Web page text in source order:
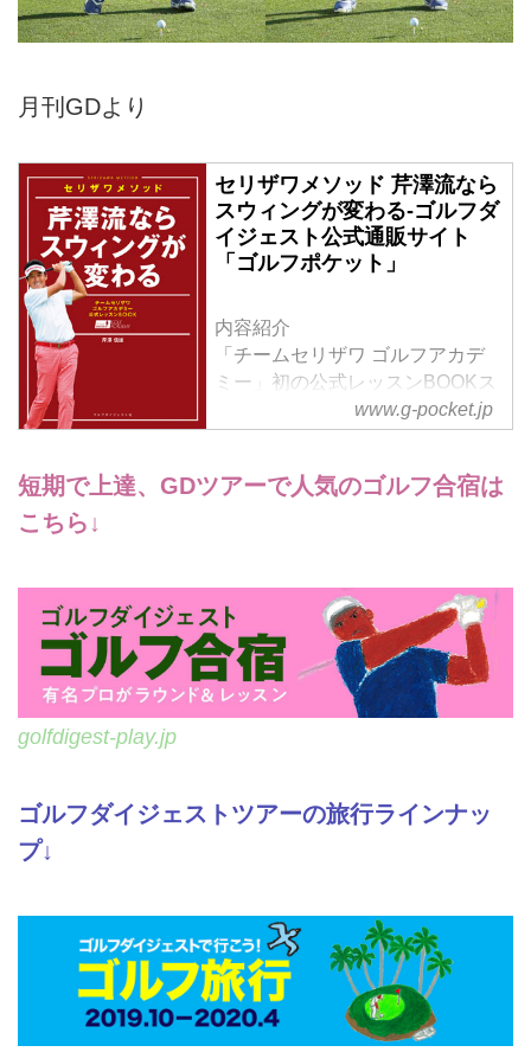
月刊GDより
セリザワメソッド 芹澤流なら
スウィングが変わる-ゴルフダ
イジェスト公式通販サイト
「ゴルフポケット」
内容紹介
「チームセリザワ ゴルフアカデ
ミー」初の公式レッスンBOOKス
ウィング作りの基本とスコアを引
き上げるコツが学べます！
「飛ばしたい！」「スコアアップ
より、まずは「スウィングを整え
ること」がいちばんの近道。スウ
ィングを整えることは、ショット
の精度を高め、飛距離を伸ばすの
はもちろん、基本能力を高め、ス
著者...
www.g-pocket.jp
短期で上達、GDツアーで人気のゴルフ合宿は
こちら↓
golfdigest-play.jp
ゴルフダイジェストツアーの旅行ラインナッ
プ↓